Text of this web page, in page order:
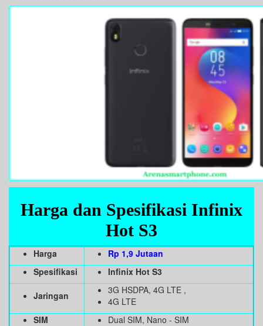
Harga dan Spesifikasi Infinix
Hot S3
Harga
Rp 1,9 Jutaan
Spesifikasi
Infinix Hot S3
Jaringan
3G HSDPA, 4G LTE ,
4G LTE
SIM
Dual SIM, Nano - SIM